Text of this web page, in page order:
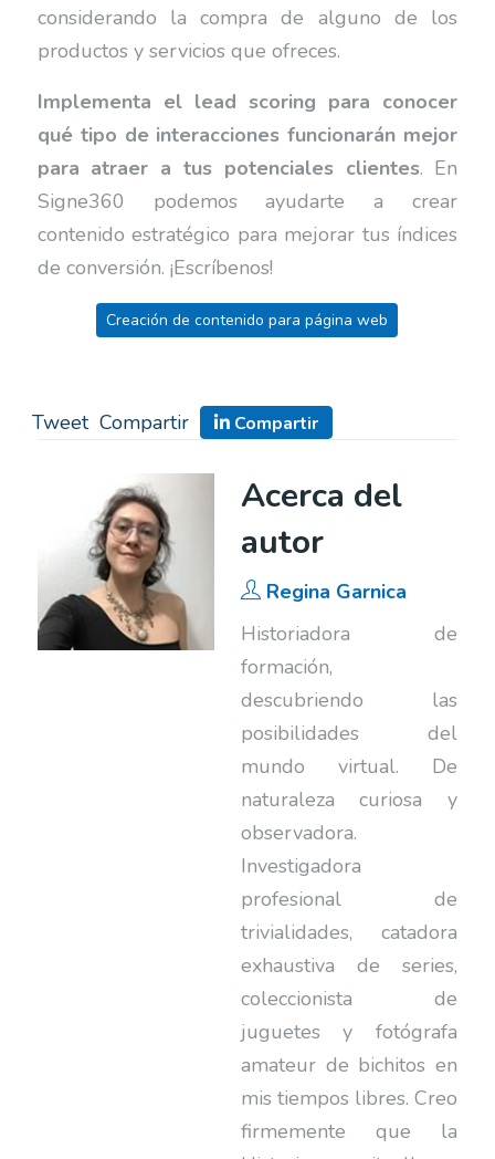
considerando la compra de alguno de los
productos y servicios que ofreces.
Implementa el lead scoring para conocer
qué tipo de interacciones funcionarán mejor
para atraer a tus potenciales clientes. En
Signe360 podemos ayudarte a crear
contenido estratégico para mejorar tus índices
de conversión. ¡Escríbenos!
Creación de contenido para página web
Tweet Compartir Compartir
Acerca del
autor
Regina Garnica
Historiadora de
formación,
descubriendo las
posibilidades del
mundo virtual. De
naturaleza curiosa y
observadora.
Investigadora
profesional de
trivialidades, catadora
exhaustiva de series,
coleccionista de
juguetes y fotógrafa
amateur de bichitos en
mis tiempos libres. Creo
firmemente que la